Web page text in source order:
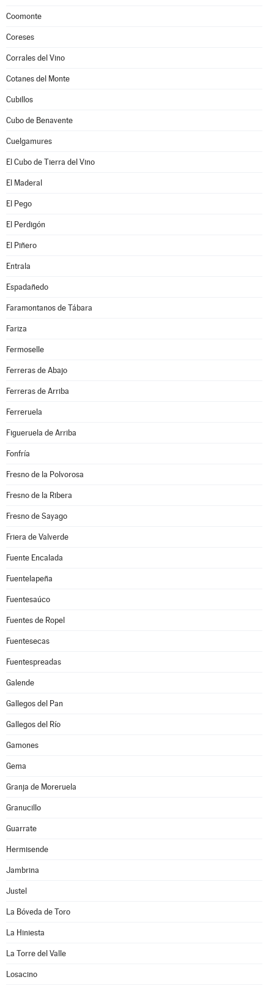
Coomonte
Coreses
Corrales del Vino
Cotanes del Monte
Cubillos
Cubo de Benavente
Cuelgamures
El Cubo de Tierra del Vino
El Maderal
El Pego
El Perdigón
El Piñero
Entrala
Espadañedo
Faramontanos de Tábara
Fariza
Fermoselle
Ferreras de Abajo
Ferreras de Arriba
Ferreruela
Figueruela de Arriba
Fonfría
Fresno de la Polvorosa
Fresno de la Ribera
Fresno de Sayago
Friera de Valverde
Fuente Encalada
Fuentelapeña
Fuentesaúco
Fuentes de Ropel
Fuentesecas
Fuentespreadas
Galende
Gallegos del Pan
Gallegos del Río
Gamones
Gema
Granja de Moreruela
Granucillo
Guarrate
Hermisende
Jambrina
Justel
La Bóveda de Toro
La Hiniesta
La Torre del Valle
Losacino